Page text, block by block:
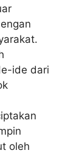
ide dari
oleh